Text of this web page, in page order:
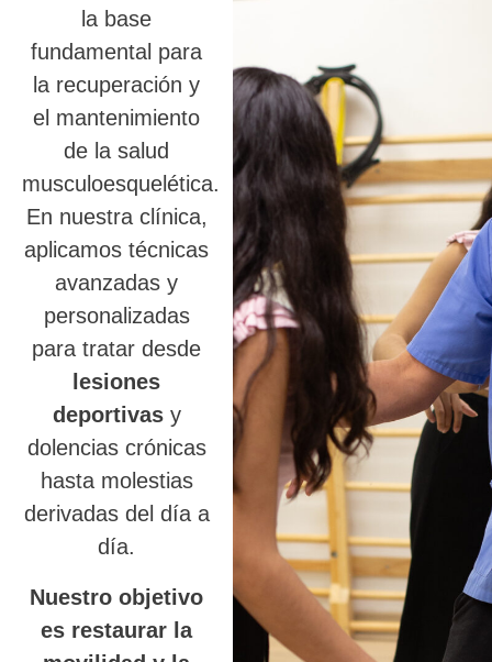
la base
fundamental para
la recuperación y
el mantenimiento
de la salud
musculoesquelética.
En nuestra clínica,
aplicamos técnicas
avanzadas y
personalizadas
para tratar desde
lesiones
deportivasy
dolencias crónicas
hasta molestias
derivadas del día a
día.
Nuestro objetivo
es restaurar la